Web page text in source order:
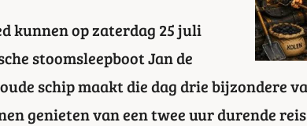
kunnen op zaterdag 25 juli
stoomsleepboot Jan de
schip maakt die dag drie bijzondere
genieten van een twee uur durende